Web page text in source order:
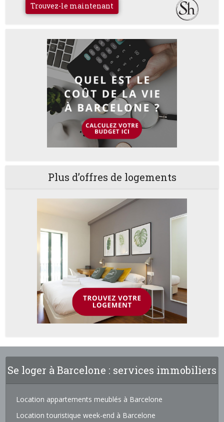
Trouvez-le maintenant
Plus d’offres de logements
Se loger à Barcelone : services immobiliers
Location appartements meublés à Barcelone
Location touristique week-end à Barcelone